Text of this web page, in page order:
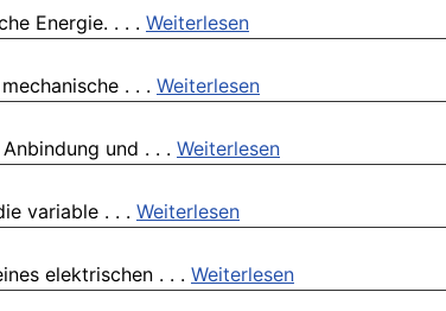
Energie. . . . Weiterlesen
. . . Weiterlesen
und . . . Weiterlesen
variable . . . Weiterlesen
elektrischen . . . Weiterlesen